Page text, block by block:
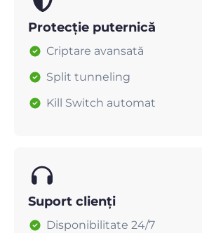
Protecție puternică
Criptare avansată
Split tunneling
Kill Switch automat
Suport clienți
Disponibilitate 24/7